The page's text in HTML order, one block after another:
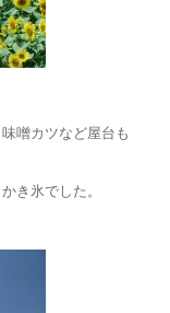
噌カツなど屋台も
き氷でした。